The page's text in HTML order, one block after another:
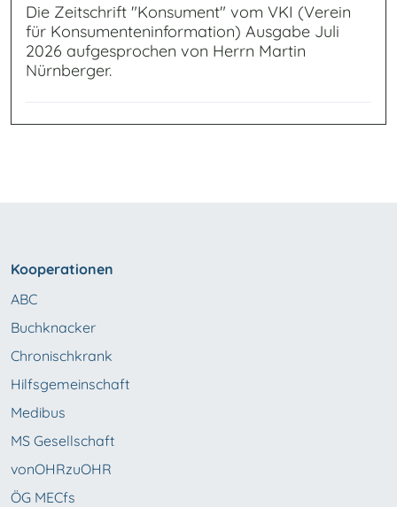
Die Zeitschrift "Konsument" vom VKI (Verein
für Konsumenteninformation) Ausgabe Juli
2026 aufgesprochen von Herrn Martin
Nürnberger.
Kooperationen
ABC
Buchknacker
Chronischkrank
Hilfsgemeinschaft
Medibus
MS Gesellschaft
vonOHRzuOHR
ÖG MECfs